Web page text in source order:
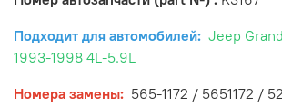
Подходит для автомобилей: Jeep
1993-1998 4L-5.9L
Номера замены: 565-1172 / 5651172 /